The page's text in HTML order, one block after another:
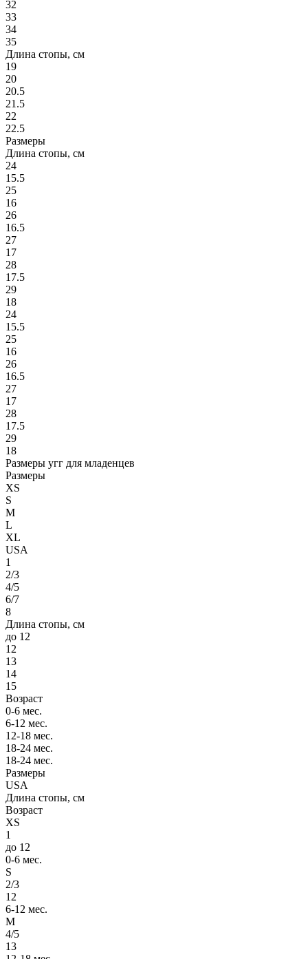
32
33
34
35
Длина стопы, см
19
20
20.5
21.5
22
22.5
Размеры
Длина стопы, см
24
15.5
25
16
26
16.5
27
17
28
17.5
29
18
24
15.5
25
16
26
16.5
27
17
28
17.5
29
18
Размеры угг для младенцев
Размеры
XS
S
M
L
XL
USA
1
2/3
4/5
6/7
8
Длина стопы, см
до 12
12
13
14
15
Возраст
0-6 мес.
6-12 мес.
12-18 мес.
18-24 мес.
18-24 мес.
Размеры
USA
Длина стопы, см
Возраст
XS
1
до 12
0-6 мес.
S
2/3
12
6-12 мес.
M
4/5
13